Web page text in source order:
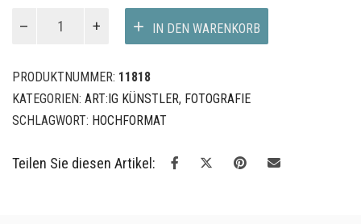
Menge
IN DEN WARENKORB
PRODUKTNUMMER: 11818
KATEGORIEN: ART:IG KÜNSTLER, FOTOGRAFIE
SCHLAGWORT: HOCHFORMAT
Teilen Sie diesen Artikel: